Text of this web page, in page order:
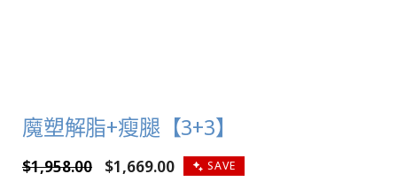
魔塑解脂+瘦腿【3+3】
定
$1,958.00 售
$1,669.00 SAVE